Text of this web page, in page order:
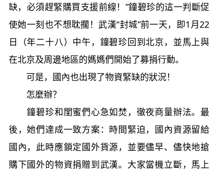
缺，必須趕緊購買支援前線！”鐘碧珍的這一判斷促
使她一刻也不想耽擱！武漢“封城”前一天，即1月22
日（年二十八）中午，鐘碧珍回到北京，並馬上與
在北京及周邊地區的媽媽們開始了募捐行動。
可是，國內也出現了物資緊缺的狀況！
怎麼辦？
鐘碧珍和閨蜜們心急如焚，徹夜商量辦法。最
後，她們達成一致方案：時間緊迫，國內資源留給
國內，此時應鎖定國外貨源，並要儘早、儘快地搶
購下國外的物資捐贈到武漢。大家當機立斷，馬上